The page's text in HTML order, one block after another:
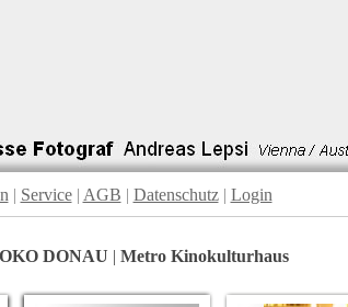
| Service| AGB | Datenschutz| Login
DONAU | Metro Kinokulturhaus